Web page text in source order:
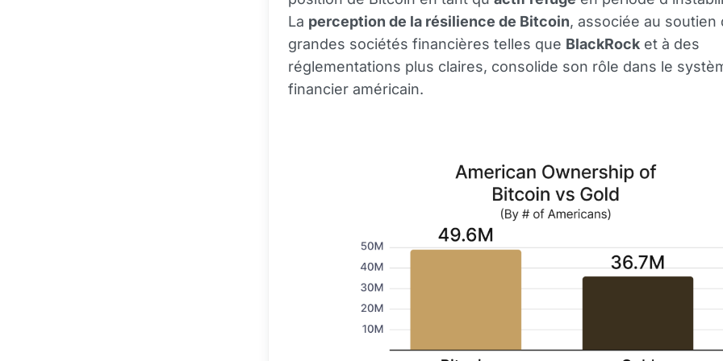
La perception de la résilience de Bitcoin, associée au soutien
grandes sociétés financières telles que BlackRock et à des
réglementations plus claires, consolide son rôle dans le
financier américain.